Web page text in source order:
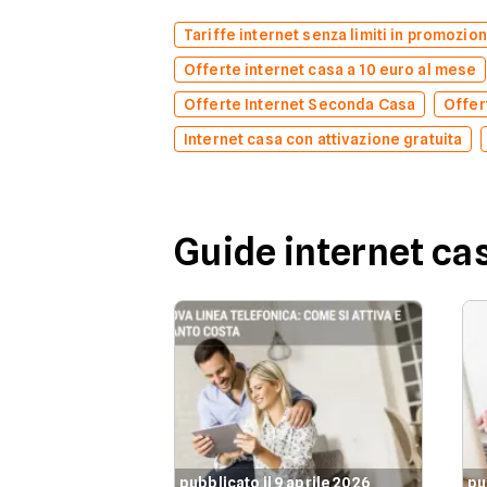
Tariffe internet senza limiti in
Offerte internet casa a 10 euro al mese
Offerte Internet Seconda Casa
Internet casa con attivazione gratuita
Guide internet
pubblicato il 9 aprile 2026